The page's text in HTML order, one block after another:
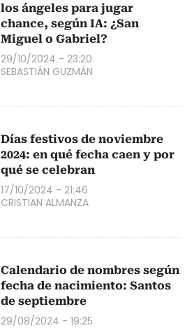
los ángeles para jugar
chance, según IA: ¿San
Miguel o Gabriel?
29/10/2024 - 23:20
SEBASTIÁN GUZMÁN
Días festivos de noviembre
2024: en qué fecha caen y por
qué se celebran
17/10/2024 - 21:46
CRISTIAN ALMANZA
Calendario de nombres según
fecha de nacimiento: Santos
de septiembre
29/08/2024 - 19:25